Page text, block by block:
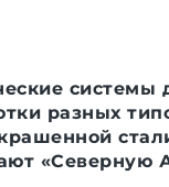
системы
разных
«Северную